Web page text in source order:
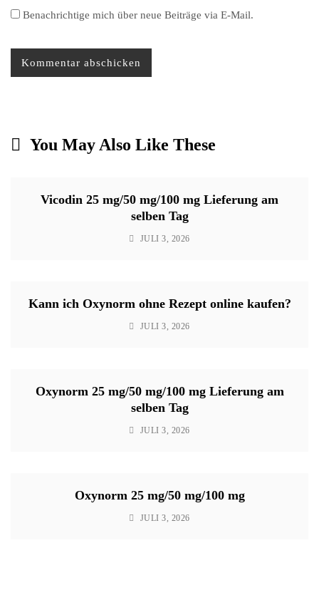
Benachrichtige mich über neue Beiträge via E-Mail.
You May Also Like These
Vicodin 25 mg/50 mg/100 mg Lieferung am
selben Tag
JULI 3, 2026
Kann ich Oxynorm ohne Rezept online kaufen?
JULI 3, 2026
Oxynorm 25 mg/50 mg/100 mg Lieferung am
selben Tag
JULI 3, 2026
Oxynorm 25 mg/50 mg/100 mg
JULI 3, 2026